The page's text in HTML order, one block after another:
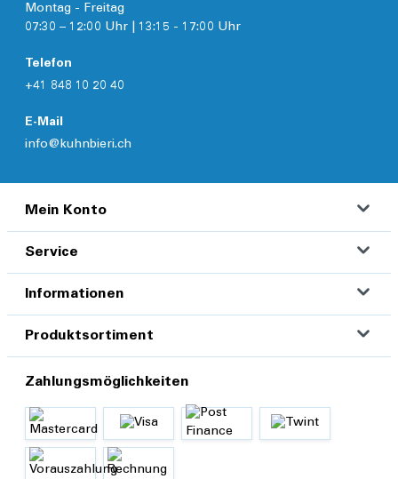
Montag - Freitag
07:30 – 12:00 Uhr | 13:15 - 17:00 Uhr
Telefon
+41 848 10 20 40
E-Mail
info@kuhnbieri.ch
Mein Konto
Service
Informationen
Produktsortiment
Zahlungsmöglichkeiten